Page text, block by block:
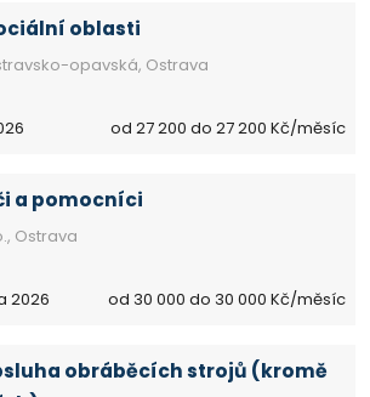
oblasti
opavská, Ostrava
od 27 200 do 27 200 Kč/měsíc
a pomocníci
Ostrava
2026
od 30 000 do 30 000 Kč/měsíc
obráběcích strojů (kromě